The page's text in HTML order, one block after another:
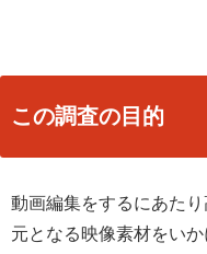
この調査の目的
動画編集をするにあた
元となる映像素材をい